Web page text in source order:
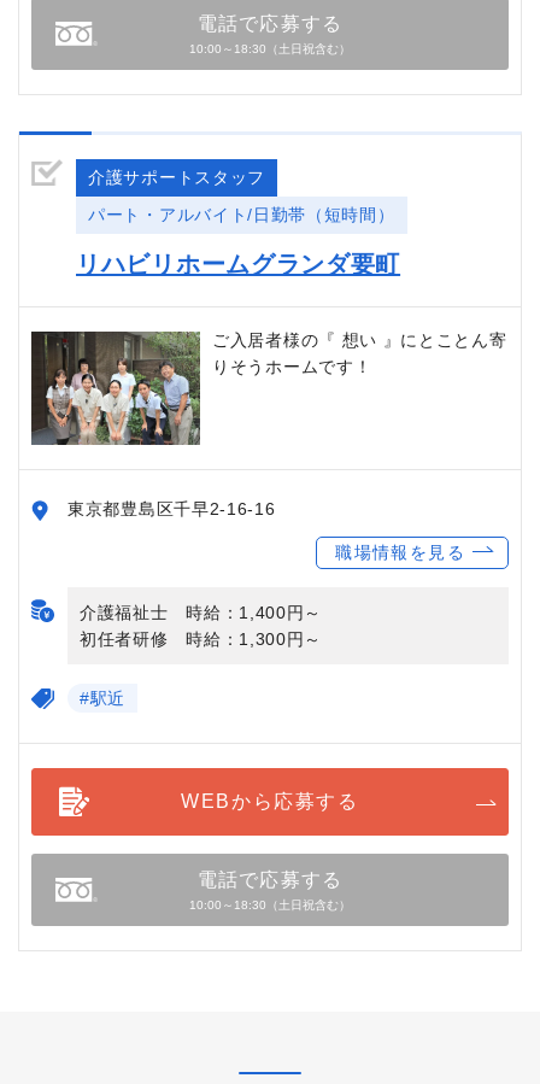
電話で応募する
10:00～18:30（土日祝含む）
介護サポートスタッフ
パート・アルバイト/日勤帯（短時間）
リハビリホームグランダ要町
ご入居者様の『 想い 』にとことん寄
りそうホームです！
東京都豊島区千早2-16-16
職場情報を見る
介護福祉士 時給：1,400円～
初任者研修 時給：1,300円～
#駅近
WEBから応募する
電話で応募する
10:00～18:30（土日祝含む）